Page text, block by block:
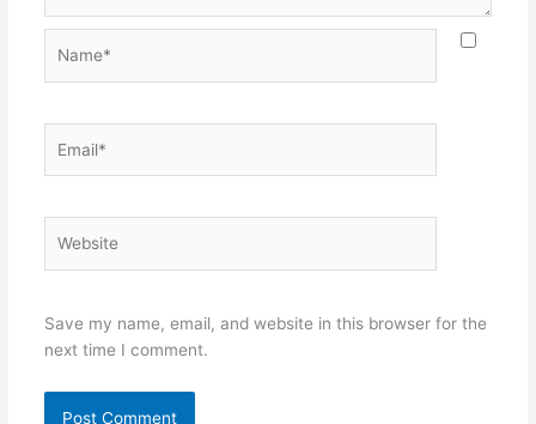
Save my name, email, and website in this browser for the
next time I comment.